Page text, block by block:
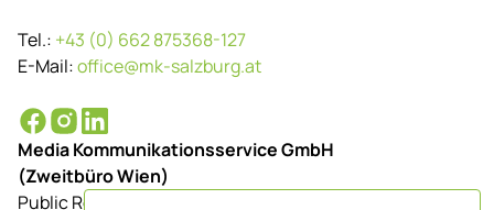
Tel.: +43 (0) 662 875368-127
E-Mail:office@mk-salzburg.at
Media Kommunikationsservice GmbH
(Zweitbüro Wien)
Public Relations-Agentur für Tourismus